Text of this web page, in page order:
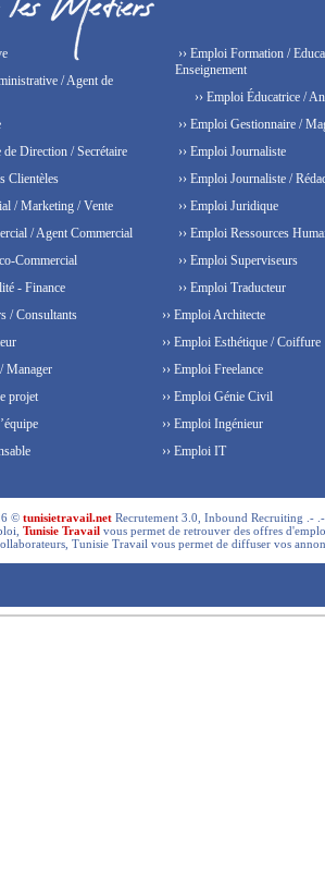
/ Agent de
de Direction / Secrétaire
Clientèles
/ Marketing / Vente
/ Agent Commercial
Commercial
- Finance
/ Consultants
Manager
projet
›› Emploi Formation /
Enseignement
›› Emploi Éducatrice /
›› Emploi Gestionnaire /
›› Emploi Journaliste
›› Emploi Journaliste /
›› Emploi Juridique
›› Emploi Ressources
›› Emploi Superviseurs
›› Emploi Traducteur
›› Emploi Architecte
›› Emploi Esthétique / Coiffure
›› Emploi Freelance
›› Emploi Génie Civil
›› Emploi Ingénieur
›› Emploi IT
©tunisietravail.net Recrutement 3.0, Inbound Recruiting .-
Tunisie Travail vous permet de retrouver des offres
Tunisie Travail vous permet de diffuser vos